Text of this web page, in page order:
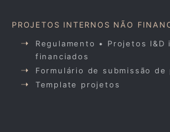
PROJETOS INTERNOS NÃO
Regulamento • Projetos I&D
financiados
Formulário de submissão de
Template projetos